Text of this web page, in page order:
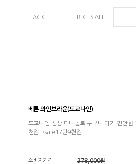
ACC BIG SALE
베른 와인브라운(도쿄나인)
도쿄나인 신상 미니벨로 누구나 타기 편안
천원→sale17만9천원
소비자가격 378,000원